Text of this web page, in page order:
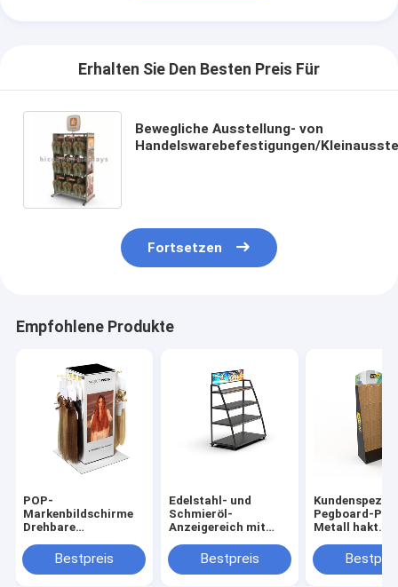
Erhalten Sie Den Besten Preis Für
Bewegliche Ausstellung- von
Handelswarebefestigungen/
Fortsetzen
Empfohlene Produkte
POP-
Markenbildschirme
Drehbare
TischBestpreis
Edelstahl- und
Schmieröl-
Anzeigereich mit
Bestpreis
Pegboard-
Metall hakt
Sicherheits-
Handschuh-